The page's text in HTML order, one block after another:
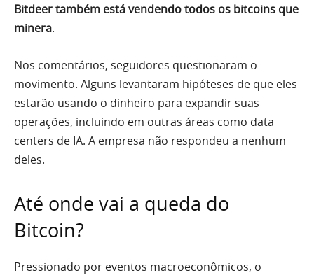
Bitdeer também está vendendo todos os bitcoins que
minera.
Nos comentários, seguidores questionaram o
movimento. Alguns levantaram hipóteses de que eles
estarão usando o dinheiro para expandir suas
operações, incluindo em outras áreas como data
centers de IA. A empresa não respondeu a nenhum
deles.
Até onde vai a queda do
Bitcoin?
Pressionado por eventos macroeconômicos, o